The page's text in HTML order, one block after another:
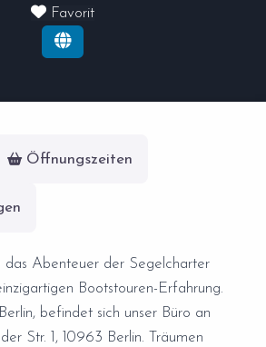
Favorit
Öffnungszeiten
das Abenteuer der Segelcharter
Bootstouren-Erfahrung.
befindet sich unser Büro an
Str. 1, 10963 Berlin. Träumen